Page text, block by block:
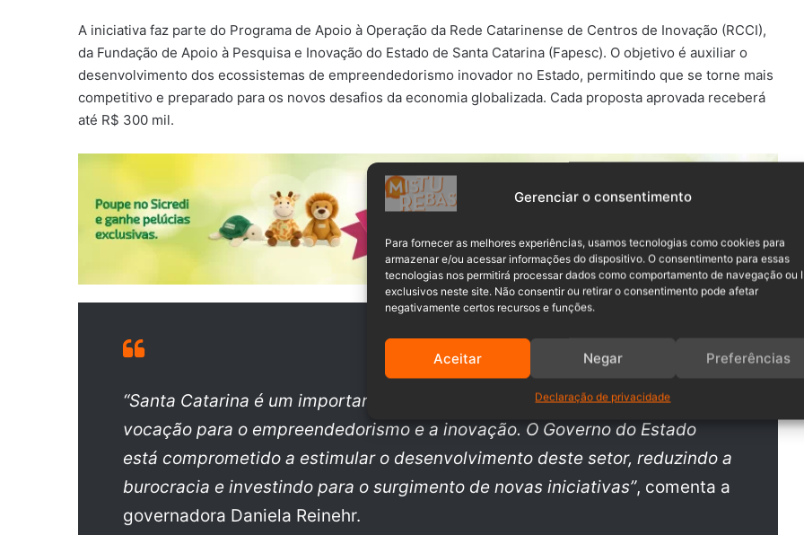
Gerenciar o consentimento
Para fornecer as melhores experiências, usamos tecnologias como cookies para
armazenar e/ou acessar informações do dispositivo. O consentimento para essas
tecnologias nos permitirá processar dados como comportamento de navegação ou
exclusivos neste site. Não consentir ou retirar o consentimento pode afetar
negativamente certos recursos e funções.
Aceitar Negar Preferências
Declaração de privacidade
A iniciativa faz parte do Programa de Apoio à Operação da Rede Catarinense de Centros de Inovação (RCCI),
da Fundação de Apoio à Pesquisa e Inovação do Estado de Santa Catarina (Fapesc). O objetivo é auxiliar o
desenvolvimento dos ecossistemas de empreendedorismo inovador no Estado, permitindo que se torne mais
competitivo e preparado para os novos desafios da economia globalizada. Cada proposta aprovada receberá
até R$ 300 mil.
“Santa Catarina é um importante polo tecnológico no país e no mundo, com
vocação para o empreendedorismo e a inovação. O Governo do Estado
está comprometido a estimular o desenvolvimento deste setor, reduzindo a
burocracia e investindo para o surgimento de novas iniciativas”, comenta a
governadora Daniela Reinehr.